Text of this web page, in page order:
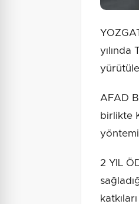
yılında
AFAD
birlikte
2 YIL